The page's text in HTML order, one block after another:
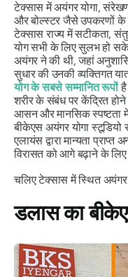
टेक्सास में अयंगर योगा,
और बोल्स्टर जैसे उपकरणों के
टेक्सास राज्य में सटीकता,
योग सभी के लिए सुलभ हो
अयंगर ने की थी, जहां
सुधार की उनकी व्यक्तिगत
योग के सबसे सम्मानित रूपों
शरीर के संबंध पर केंद्रित
आसन और मानसिक स्पष्टता
बीकेएस अयंगर योगा
एलायंस द्वारा मान्यता
विरासत को आगे बढ़ाने के लिए
चलिए टेक्सास में स्थित
डलास का